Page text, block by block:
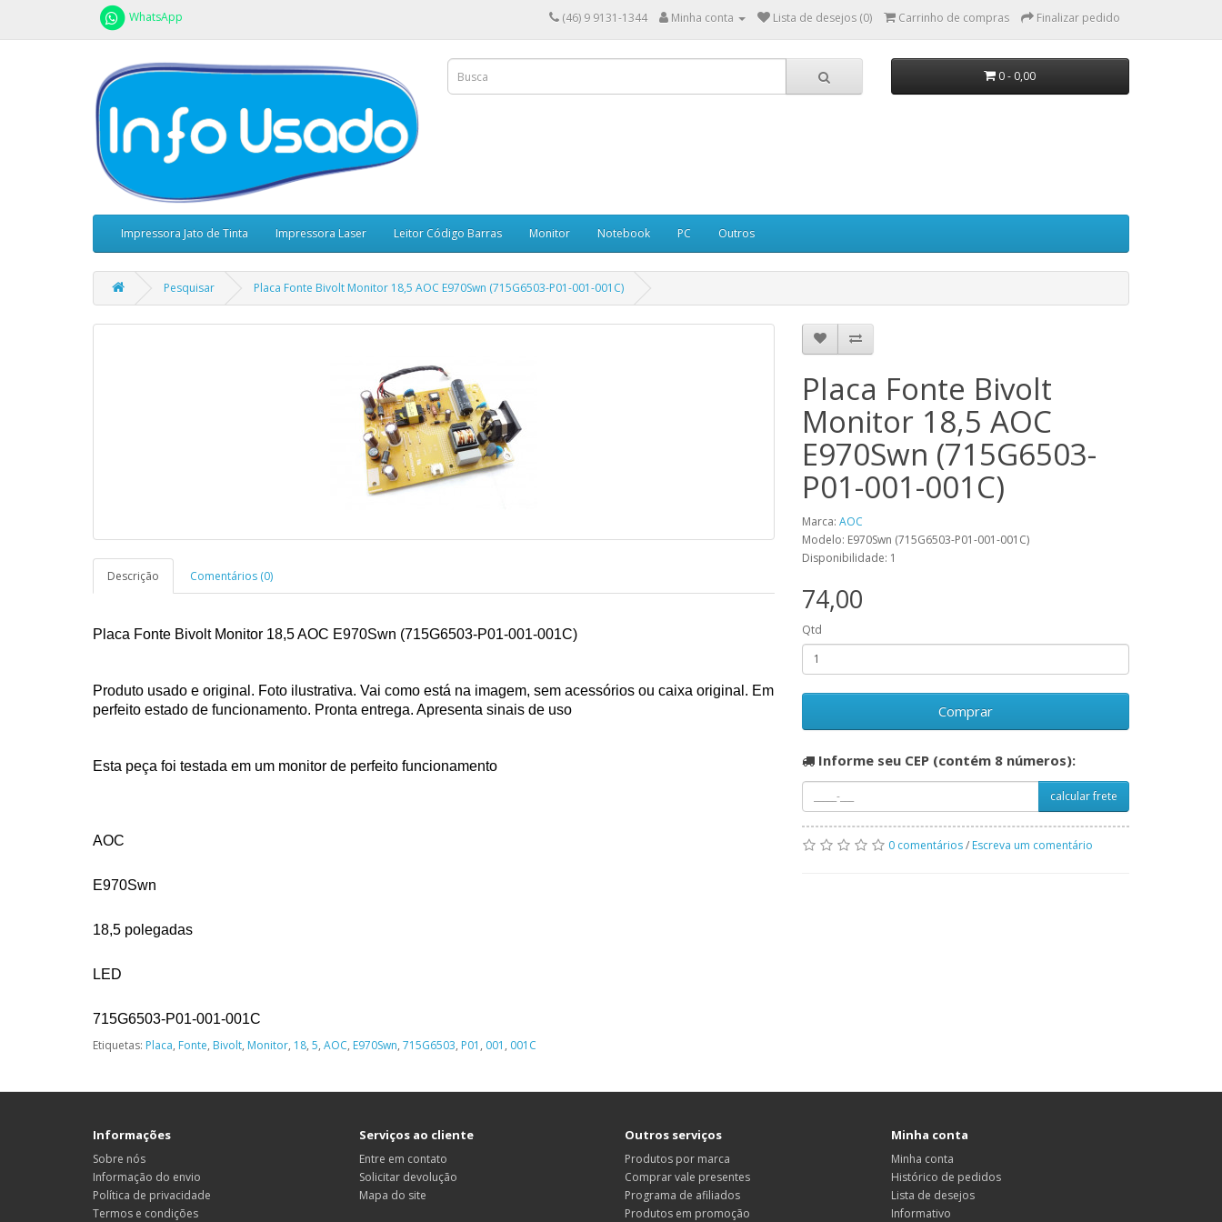
WhatsApp (46) 9 9131-1344 Minha conta Lista de desejos (0) Carrinho de compras Finalizar pedido
0 - 0,00
Impressora Jato de Tinta Impressora Laser Leitor Código Barras Monitor Notebook PC Outros
Pesquisar Placa Fonte Bivolt Monitor 18,5 AOC E970Swn (715G6503-P01-001-001C)
Descrição Comentários (0)
Placa Fonte Bivolt Monitor 18,5 AOC E970Swn (715G6503-P01-001-001C)
Produto usado e original. Foto ilustrativa. Vai como está na imagem, sem acessórios ou caixa original. Em
perfeito estado de funcionamento. Pronta entrega. Apresenta sinais de uso
Esta peça foi testada em um monitor de perfeito funcionamento
AOC
E970Swn
18,5 polegadas
LED
715G6503-P01-001-001C
Placa Fonte Bivolt
Monitor 18,5 AOC
E970Swn (715G6503-
P01-001-001C)
Marca: AOC
Modelo: E970Swn (715G6503-P01-001-001C)
Disponibilidade: 1
74,00
Qtd
Comprar
Informe seu CEP (contém 8 números):
calcular frete
0 comentários/ Escreva um comentário
Etiquetas: Placa, Fonte, Bivolt, Monitor, 18, 5, AOC, E970Swn, 715G6503, P01 , 001 , 001C
Informações
Sobre nós
Informação do envio
Política de privacidade
Termos e condições
Serviços ao cliente
Entre em contato
Solicitar devolução
Mapa do site
Outros serviços
Produtos por marca
Comprar vale presentes
Programa de afiliados
Produtos em promoção
Minha conta
Minha conta
Histórico de pedidos
Lista de desejos
Informativo